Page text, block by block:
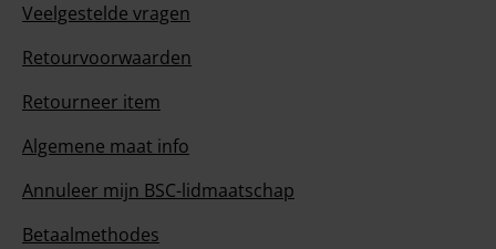
Veelgestelde vragen
Retourvoorwaarden
Retourneer item
Algemene maat info
Annuleer mijn BSC-lidmaatschap
Betaalmethodes